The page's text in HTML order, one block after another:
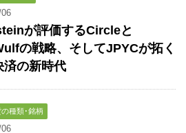
が評価するCircleと
の戦略、そしてJPYCが拓く
済の新時代
種類･銘柄